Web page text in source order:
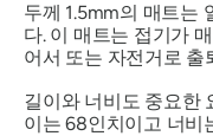
두께 1.5mm의 매트는
다. 이 매트는 접기가
어서 또는 자전거로
길이와 너비도 중요한
이는 68인치이고 너비